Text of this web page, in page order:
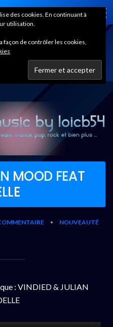
MOOD FEAT
•
NOUVEAUTÉ
: VINDIED & JULIAN
des cookies. En continuant à
utilisation.
façon de contrôler les cookies,